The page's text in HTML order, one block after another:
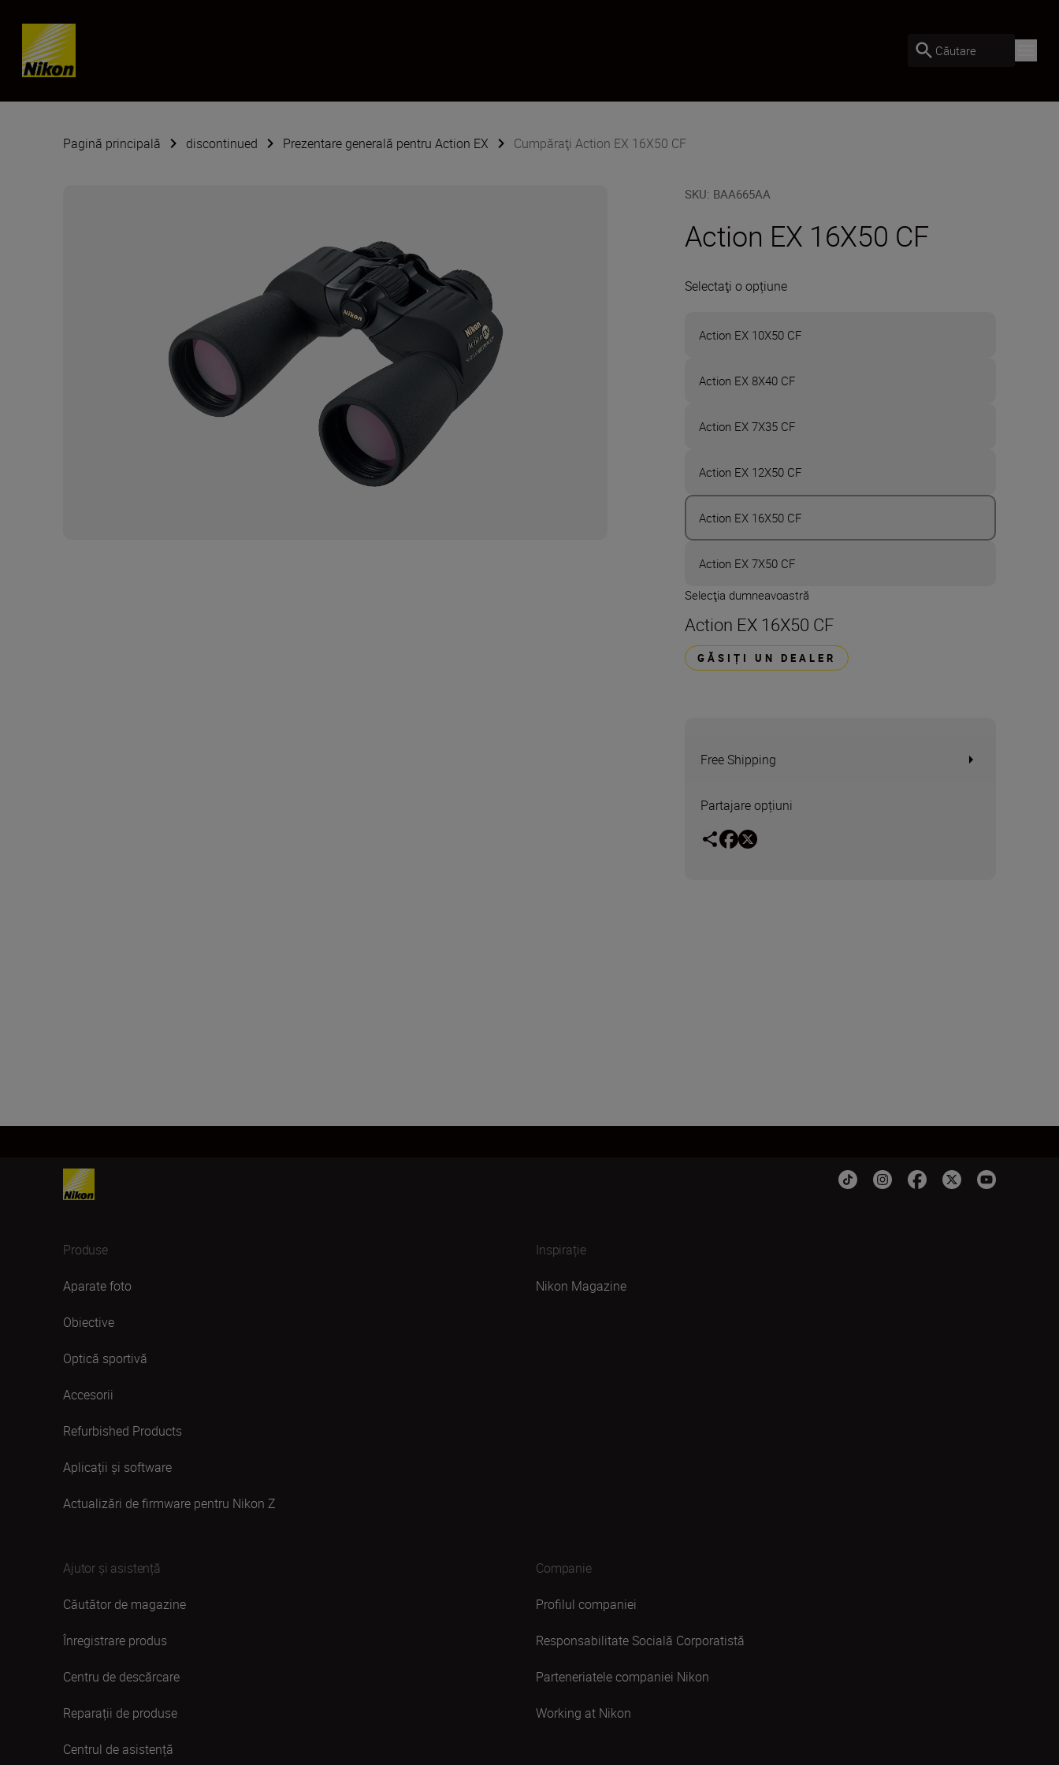
Skip content
Căutare
Pagină principală discontinued Prezentare generală pentru Action EX Cumpăraţi Action EX 16X50 CF
SKU: BAA665AA
Action EX 16X50 CF
Selectaţi o opțiune
Action EX 10X50 CF
Action EX 8X40 CF
Action EX 7X35 CF
Action EX 12X50 CF
Action EX 16X50 CF
Action EX 7X50 CF
Selecţia dumneavoastră
Action EX 16X50 CF
GĂSIȚI UN DEALER
Free Shipping
Partajare opțiuni
Produse
Aparate foto
Obiective
Optică sportivă
Accesorii
Refurbished Products
Aplicații și software
Actualizări de firmware pentru Nikon Z
Inspirație
Nikon Magazine
Ajutor și asistență
Căutător de magazine
Înregistrare produs
Centru de descărcare
Reparații de produse
Centrul de asistență
Companie
Profilul companiei
Responsabilitate Socială Corporatistă
Parteneriatele companiei Nikon
Working at Nikon